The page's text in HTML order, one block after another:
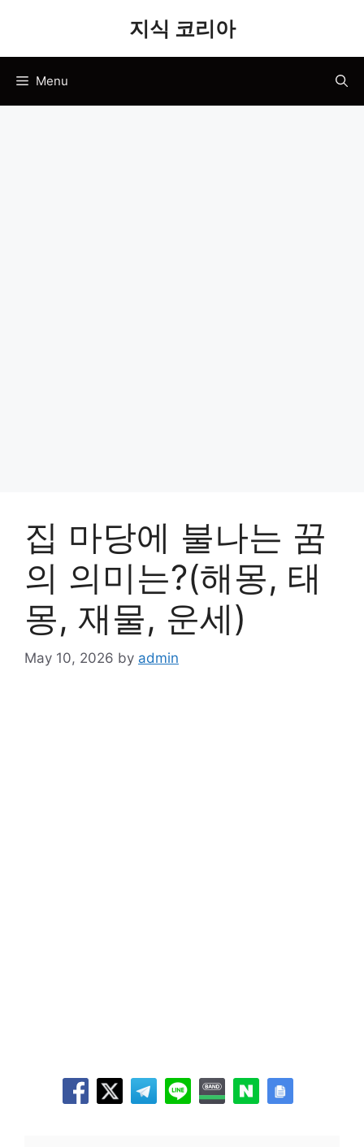
지식 코리아
Menu
집 마당에 불나는 꿈
의 의미는?(해몽, 태
몽, 재물, 운세)
May 10, 2026 by admin